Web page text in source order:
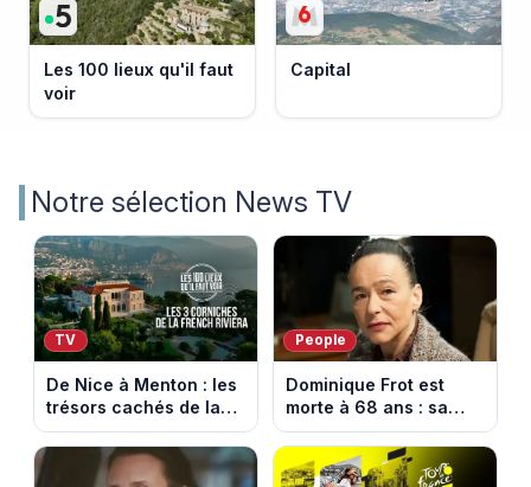
Les 100 lieux qu'il faut
voir
Capital
Notre sélection News TV
TV
De Nice à Menton : les
trésors cachés de la
French Riviera dévoilés
dans les 100 lieux qu'il
faut voir
People
Dominique Frot est
morte à 68 ans : sa
sœur Catherine Frot
annonce la triste
nouvelle